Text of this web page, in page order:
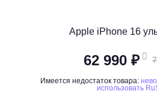
Apple iPhone 16
62 990 ₽
Имеется недостаток товара:
использовать